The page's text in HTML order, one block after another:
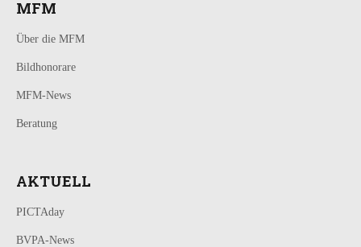
MFM
Über die MFM
Bildhonorare
MFM-News
Beratung
AKTUELL
PICTAday
BVPA-News